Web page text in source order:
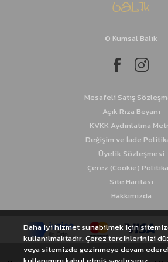
© Kumsal Balık
Mesafeli Satış
Açık Rıza Beyanı
KVKK Aydınlatma
Değişim ve İade
Üyelik Sözleşmesi
Çerez (Cookie)
Site Haritası
Hakkımızda
Daha iyi hizmet sunabilmek için
kullanılmaktadır. Çerez tercihlerinizi
veya sitemizde gezinmeye devam